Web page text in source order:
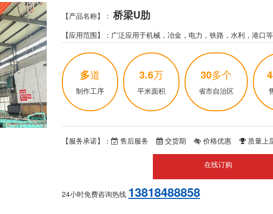
【产品名称】：桥梁U肋
【应用范围】：广泛应用于机械，冶金，电力，铁路，水利，港口等
多道
制作工序
3.6万
平米面积
30多个
省市自治区
【服务承诺】： 售后服务 交货期 价格优惠 质量上
在线订购
24小时免费咨询热线 13818488858